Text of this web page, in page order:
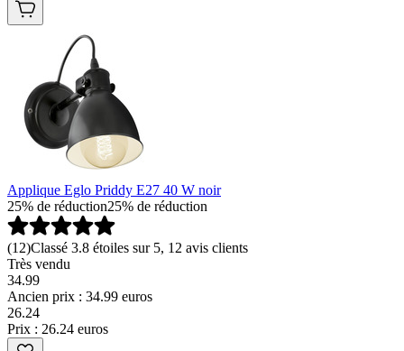
Applique Eglo Priddy E27 40 W noir
25% de réduction25% de réduction
(12)Classé 3.8 étoiles sur 5, 12 avis clients
Très vendu
34.99
Ancien prix : 34.99 euros
26.24
Prix : 26.24 euros